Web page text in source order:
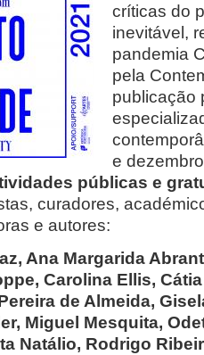
críticas do
inevitável,
pandemia
pela
publicação
e
públicas e
curadores,
e autores:
Ana Margarida
Carolina Ellis,
de Almeida,
Miguel Mesquita,
Natálio, Rodrigo